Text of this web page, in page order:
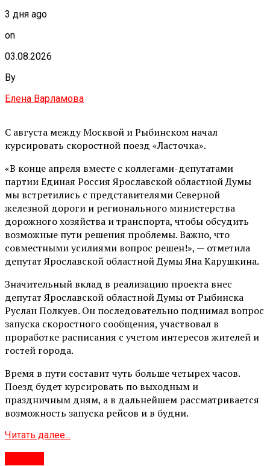
3 дня ago
on
03.08.2026
By
Елена Варламова
С августа между Москвой и Рыбинском начал
курсировать скоростной поезд «Ласточка».
«В конце апреля вместе с коллегами-депутатами
партии Единая Россия Ярославской областной Думы
мы встретились с представителями Северной
железной дороги и регионального министерства
дорожного хозяйства и транспорта, чтобы обсудить
возможные пути решения проблемы. Важно, что
совместными усилиями вопрос решен!», — отметила
депутат Ярославской областной Думы Яна Карушкина.
Значительный вклад в реализацию проекта внес
депутат Ярославской областной Думы от Рыбинска
Руслан Полкуев. Он последовательно поднимал вопрос
запуска скоростного сообщения, участвовал в
проработке расписания с учетом интересов жителей и
гостей города.
Время в пути составит чуть больше четырех часов.
Поезд будет курсировать по выходным и
праздничным дням, а в дальнейшем рассматривается
возможность запуска рейсов и в будни.
Читать далее...